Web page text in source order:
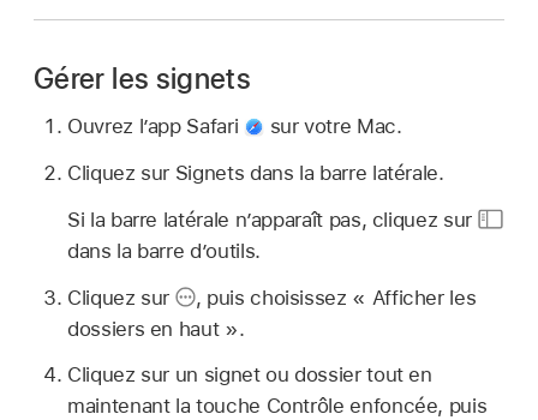
Gérer les signets
Ouvrez l’app Safari
sur votre Mac.
Cliquez sur Signets dans la barre latérale.
Si la barre latérale n’apparaît pas, cliquez sur
dans la barre d’outils.
Cliquez sur
, puis choisissez « Afficher les
dossiers en haut ».
Cliquez sur un signet ou dossier tout en
maintenant la touche Contrôle enfoncée, puis